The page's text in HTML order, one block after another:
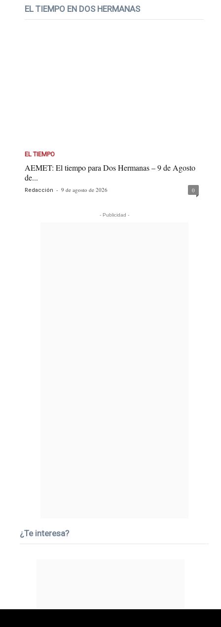
EL TIEMPO EN DOS HERMANAS
EL TIEMPO
AEMET: El tiempo para Dos Hermanas – 9 de Agosto
de...
Redacción - 9 de agosto de 2026 0
- Publicidad -
¿Te interesa?